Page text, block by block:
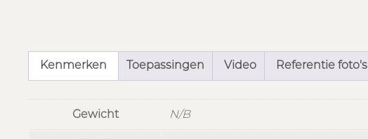
Kenmerken Toepassingen Video Referentie foto's
Gewicht N/B